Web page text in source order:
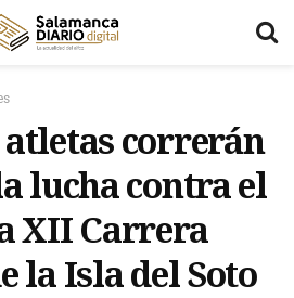
atletas correrán
lucha contra el
XII Carrera
la Isla del Soto